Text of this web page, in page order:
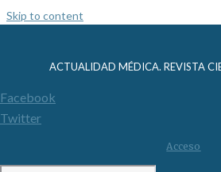
Skip to content
ACTUALIDAD MÉDICA. REVISTA
Facebook
Twitter
Acceso